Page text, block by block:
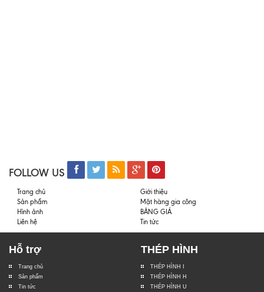
FOLLOW US
Trang chủ
Giới thiệu
Sản phẩm
Mặt hàng gia công
Hình ảnh
BẢNG GIÁ
Liên hệ
Tin tức
Hỗ trợ
Trang chủ
Sản phẩm
Tin tức
THÉP HÌNH
THÉP HÌNH I
THÉP HÌNH H
THÉP HÌNH U